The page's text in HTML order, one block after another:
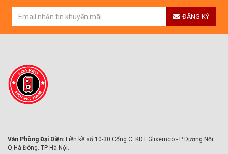
ĐĂNG KÝ
Văn Phòng Đại Diện: Liền kề số 10-30 Cổng C. KDT Glixemco - P Dương Nội.
Q Hà Đông. TP Hà Nội.